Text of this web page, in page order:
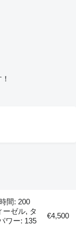
間: 200
ーゼル, タ
ワー: 135
€4,500